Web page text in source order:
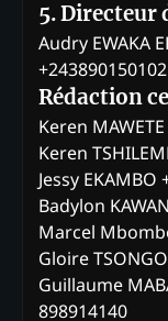
5. Directeur
Audry EWAKA
+243890150102
Rédaction
Keren
Keren
Jessy EKAMBO
Badylon
Marcel
Gloire
Guillaume
898914140